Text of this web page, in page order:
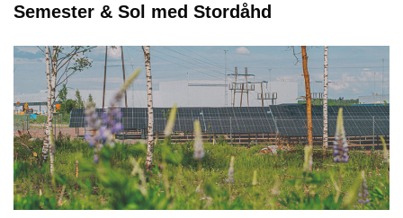
Semester & Sol med Stordåhd